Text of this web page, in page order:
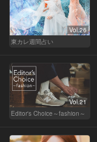
Vol.26
東カレ週間占い
Vol.21
Editor's Choice～fashion～